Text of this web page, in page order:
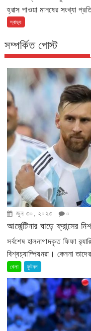
হ্রাস পাওয়া মানষের সংখ্যা
স্বাস্থ্য
সম্পর্কিত পোস্ট
জুন ৩০, ২০২৩ ০
আর্জেন্টিনার ঘাড়ে ফ্রান্সের
সর্বশেষ হালনাগাদকৃত ফিফা
বিশ্বচ্যাম্পিয়নরা। কেননা
খেলা ফুটবল